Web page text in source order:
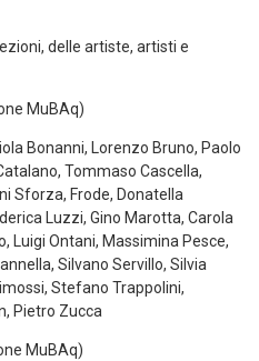
delle artiste, artisti e
MuBAq)
Bonanni, Lorenzo Bruno, Paolo
Tommaso Cascella,
Sforza, Frode, Donatella
Luzzi, Gino Marotta, Carola
Luigi Ontani, Massimina Pesce,
, Silvano Servillo, Silvia
, Stefano Trappolini,
, Pietro Zucca
MuBAq)